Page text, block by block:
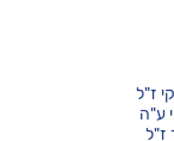
ז"ל
ע"ה
ז"ל